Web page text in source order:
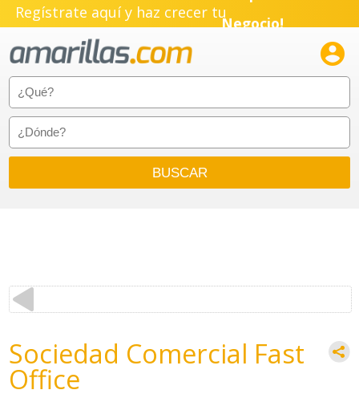
Regístrate aquí y haz crecer tuNegocio!
Emprendimiento!

Sociedad Comercial Fast
Office